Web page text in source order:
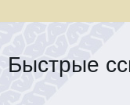
Быстрые